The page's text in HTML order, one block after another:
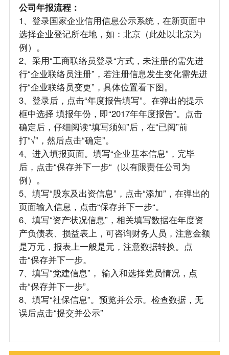
公司年报流程：
1、登录国家企业信用信息公示系统，在新页面中
选择企业登记所在地，如：北京（此处以北京为
例）。
2、采用“工商联络员登录“方式，未注册的需先进
行“企业联络员注册”，若注册信息发生变化需先进
行“企业联络员变更”，具体位置看下图。
3、登录后，点击“年度报告填写”。在弹出的提示
框中选择 填报年份，即“2017年年度报告”。点击
确定后，仔细阅读“填写须知”后，在“已阅”前
打“√”，然后点击“确定”。
4、进入填报页面。填写“企业基本信息”，完毕
后，点击“保存并下一步“（以有限责任公司为
例）。
5、填写“股东及出资信息”，点击“添加”，在弹出的
页面输入信息，点击“保存并下一步“。
6、填写“资产状况信息”，相关填写数据在年度资
产负债表、损益表上，可咨询财务人员，注意金额
是万元，报表上一般是元，注意数据转换。点
击“保存并下一步。
7、填写“党建信息”， 输入和选择党员情况，点
击“保存并下一步”。
8、填写“社保信息”。预览并公示。检查数据，无
误后点击“提交并公示”